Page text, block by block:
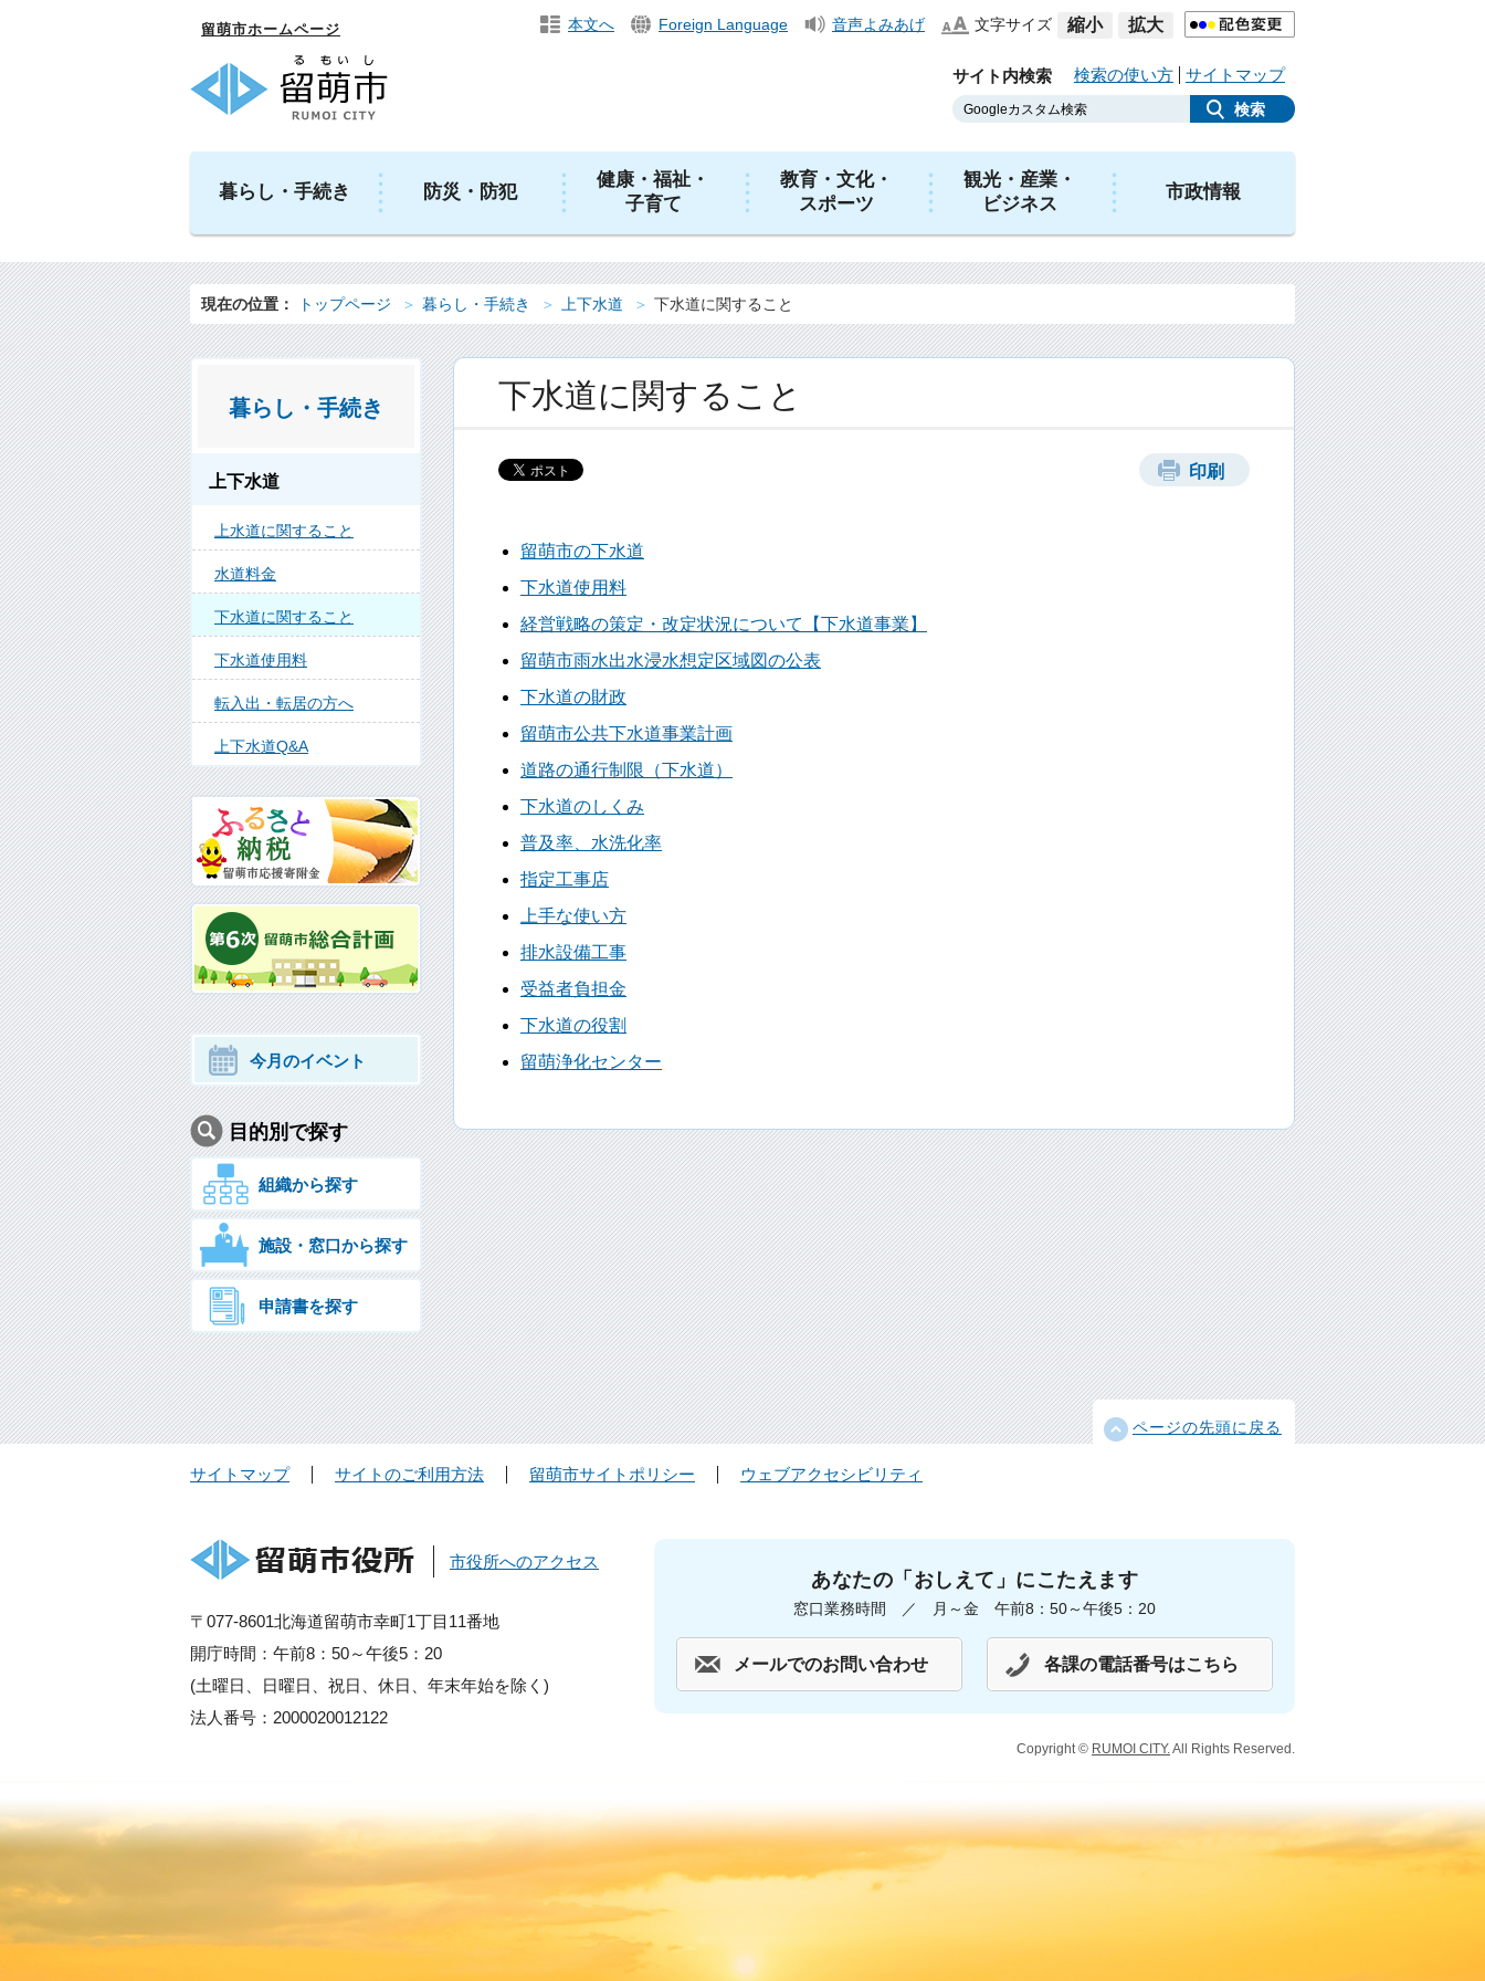
留萌市ホームページ 本文へ Foreign Language 音声よみあげ 文字サイズ 縮小 拡大
サイト内検索 検索の使い方 サイトマップ
暮らし・手続き 防災・防犯
健康・福祉・
子育て
教育・文化・
スポーツ
観光・産業・
ビジネス
市政情報
現在の位置： トップページ 暮らし・手続き 上下水道 下水道に関すること
下水道に関すること
印刷
留萌市の下水道
下水道使用料
経営戦略の策定・改定状況について【下水道事業】
留萌市雨水出水浸水想定区域図の公表
下水道の財政
留萌市公共下水道事業計画
道路の通行制限（下水道）
下水道のしくみ
普及率、水洗化率
指定工事店
上手な使い方
排水設備工事
受益者負担金
下水道の役割
留萌浄化センター
暮らし・手続き
上下水道
上水道に関すること
水道料金
下水道に関すること
下水道使用料
転入出・転居の方へ
上下水道Q&A
今月のイベント
目的別で探す
組織から探す
施設・窓口から探す
申請書を探す
ページの先頭に戻る
サイトマップ サイトのご利用方法 留萌市サイトポリシー ウェブアクセシビリティ
市役所へのアクセス
〒077-8601北海道留萌市幸町1丁目11番地
開庁時間：午前8：50～午後5：20
(土曜日、日曜日、祝日、休日、年末年始を除く)
法人番号：2000020012122
あなたの「おしえて」にこたえます
窓口業務時間 ／ 月～金 午前8：50～午後5：20
メールでのお問い合わせ 各課の電話番号はこちら
Copyright © RUMOI CITY.All Rights Reserved.